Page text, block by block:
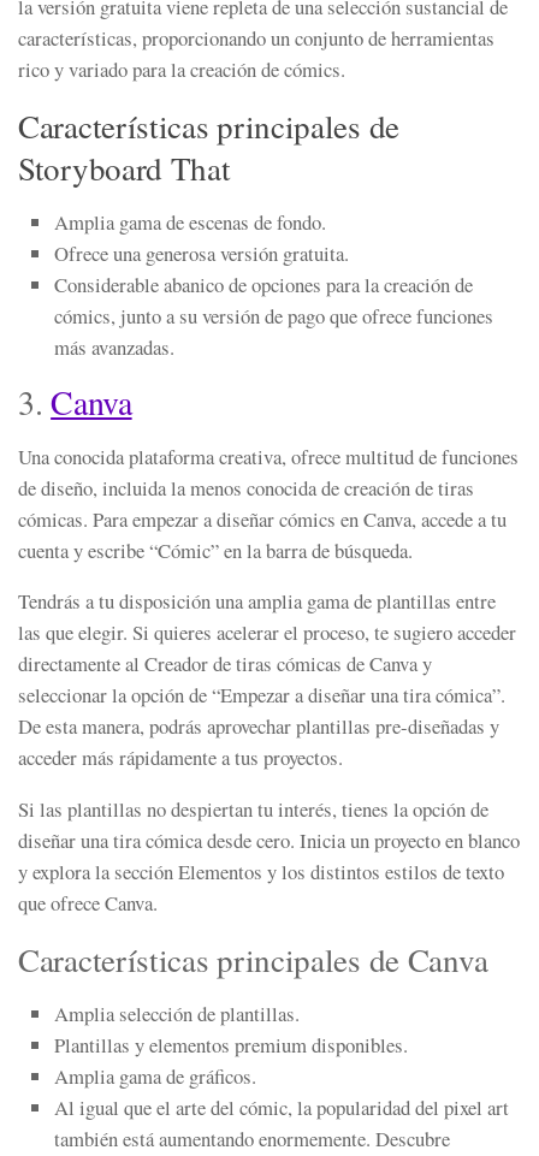
la versión gratuita viene repleta de una selección sustancial de
características, proporcionando un conjunto de herramientas
rico y variado para la creación de cómics.
Características principales de
Storyboard That
Amplia gama de escenas de fondo.
Ofrece una generosa versión gratuita.
Considerable abanico de opciones para la creación de
cómics, junto a su versión de pago que ofrece funciones
más avanzadas.
3.Canva
Una conocida plataforma creativa, ofrece multitud de funciones
de diseño, incluida la menos conocida de creación de tiras
cómicas. Para empezar a diseñar cómics en Canva, accede a tu
cuenta y escribe “Cómic” en la barra de búsqueda.
Tendrás a tu disposición una amplia gama de plantillas entre
las que elegir. Si quieres acelerar el proceso, te sugiero acceder
directamente al Creador de tiras cómicas de Canva y
seleccionar la opción de “Empezar a diseñar una tira cómica”.
De esta manera, podrás aprovechar plantillas pre-diseñadas y
acceder más rápidamente a tus proyectos.
Si las plantillas no despiertan tu interés, tienes la opción de
diseñar una tira cómica desde cero. Inicia un proyecto en blanco
y explora la sección Elementos y los distintos estilos de texto
que ofrece Canva.
Características principales de Canva
Amplia selección de plantillas.
Plantillas y elementos premium disponibles.
Amplia gama de gráficos.
Al igual que el arte del cómic, la popularidad del pixel art
también está aumentando enormemente. Descubre